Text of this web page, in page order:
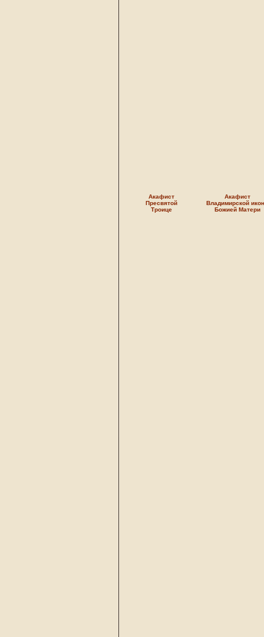
Акафист
Пресвятой
Троице
Акафист
Владимирской
Божией Матери